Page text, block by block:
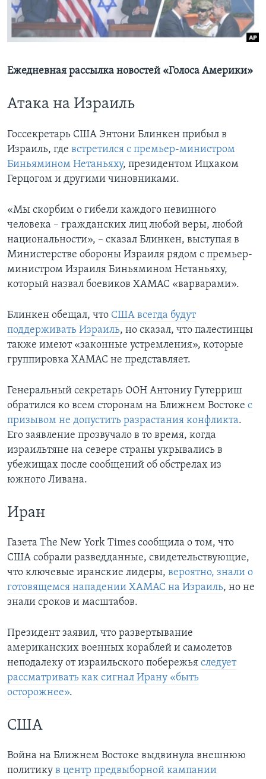
Learning English
Языки
Ежедневная рассылка новостей «Голоса Америки»
Атака на Израиль
Госсекретарь США Энтони Блинкен прибыл в
Израиль, где встретился с премьер-министром
Биньямином Нетаньяху, президентом Ицхаком
Герцогом и другими чиновниками.
«Мы скорбим о гибели каждого невинного
человека – гражданских лиц любой веры, любой
национальности», – сказал Блинкен, выступая в
Министерстве обороны Израиля рядом с премьер-
министром Израиля Биньямином Нетаньяху,
который назвал боевиков ХАМАС «варварами».
Блинкен обещал, что США всегда будут
поддерживать Израиль, но сказал, что палестинцы
также имеют «законные устремления», которые
группировка ХАМАС не представляет.
Генеральный секретарь ООН Антониу Гутерриш
обратился ко всем сторонам на Ближнем Востоке с
призывом не допустить разрастания конфликта.
Его заявление прозвучало в то время, когда
израильтяне на севере страны укрывались в
убежищах после сообщений об обстрелах из
южного Ливана.
Иран
Газета The New York Times сообщила о том, что
США собрали разведданные, свидетельствующие,
что ключевые иранские лидеры, вероятно, знали о
готовящемся нападении ХАМАС на Израиль, но не
знали сроков и масштабов.
Президент заявил, что развертывание
американских военных кораблей и самолетов
неподалеку от израильского побережья следует
рассматривать как сигнал Ирану «быть
осторожнее».
США
Война на Ближнем Востоке выдвинула внешнюю
политику в центр предвыборной кампании